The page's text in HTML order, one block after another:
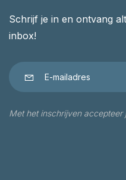
Schrijf je in en ontvang
inbox!
Met het inschrijven accepteer